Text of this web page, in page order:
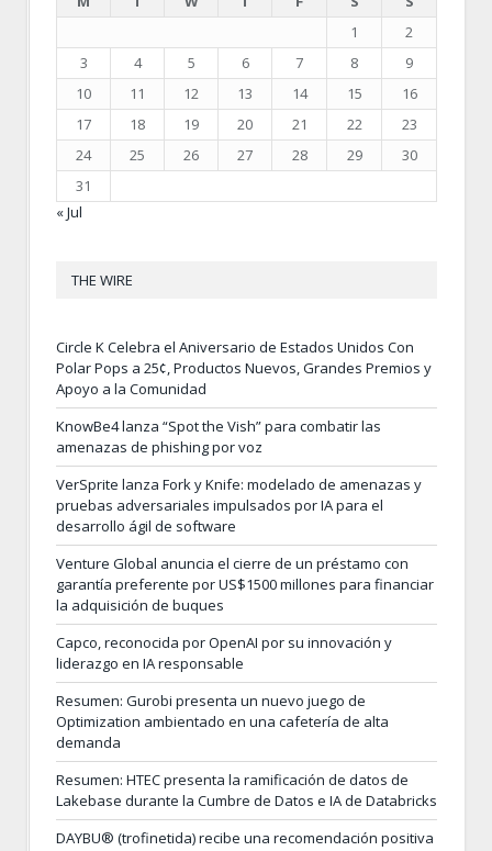
1
2
3
4 5 6 7 8
9
10
11 12 13 14 15
16
17
18 19 20 21 22
23
24
25 26 27 28 29
30
31
« Jul
THE WIRE
Circle K Celebra el Aniversario de Estados Unidos Con
Polar Pops a 25¢, Productos Nuevos, Grandes Premios y
Apoyo a la Comunidad
KnowBe4 lanza “Spot the Vish” para combatir las
amenazas de phishing por voz
VerSprite lanza Fork y Knife: modelado de amenazas y
pruebas adversariales impulsados por IA para el
desarrollo ágil de software
Venture Global anuncia el cierre de un préstamo con
garantía preferente por US$1500 millones para financiar
la adquisición de buques
Capco, reconocida por OpenAI por su innovación y
liderazgo en IA responsable
Resumen: Gurobi presenta un nuevo juego de
Optimization ambientado en una cafetería de alta
demanda
Resumen: HTEC presenta la ramificación de datos de
Lakebase durante la Cumbre de Datos e IA de Databricks
DAYBU® (trofinetida) recibe una recomendación positiva